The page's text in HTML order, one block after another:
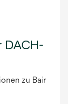
DACH-
zu Bair